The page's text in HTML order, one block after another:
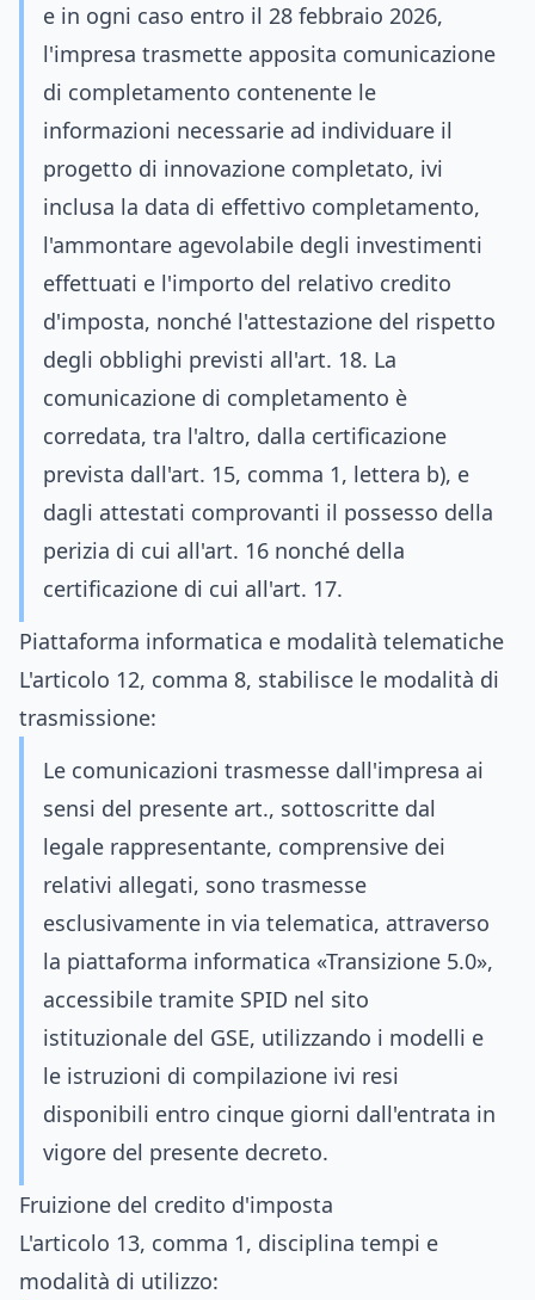
e in ogni caso entro il 28 febbraio 2026,
l'impresa trasmette apposita comunicazione
di completamento contenente le
informazioni necessarie ad individuare il
progetto di innovazione completato, ivi
inclusa la data di effettivo completamento,
l'ammontare agevolabile degli investimenti
effettuati e l'importo del relativo credito
d'imposta, nonché l'attestazione del rispetto
degli obblighi previsti all'art. 18. La
comunicazione di completamento è
corredata, tra l'altro, dalla certificazione
prevista dall'art. 15, comma 1, lettera b), e
dagli attestati comprovanti il possesso della
perizia di cui all'art. 16 nonché della
certificazione di cui all'art. 17.
Piattaforma informatica e modalità telematiche
L'articolo 12, comma 8, stabilisce le modalità di
trasmissione:
Le comunicazioni trasmesse dall'impresa ai
sensi del presente art., sottoscritte dal
legale rappresentante, comprensive dei
relativi allegati, sono trasmesse
esclusivamente in via telematica, attraverso
la piattaforma informatica «Transizione 5.0»,
accessibile tramite SPID nel sito
istituzionale del GSE, utilizzando i modelli e
le istruzioni di compilazione ivi resi
disponibili entro cinque giorni dall'entrata in
vigore del presente decreto.
Fruizione del credito d'imposta
L'articolo 13, comma 1, disciplina tempi e
modalità di utilizzo: